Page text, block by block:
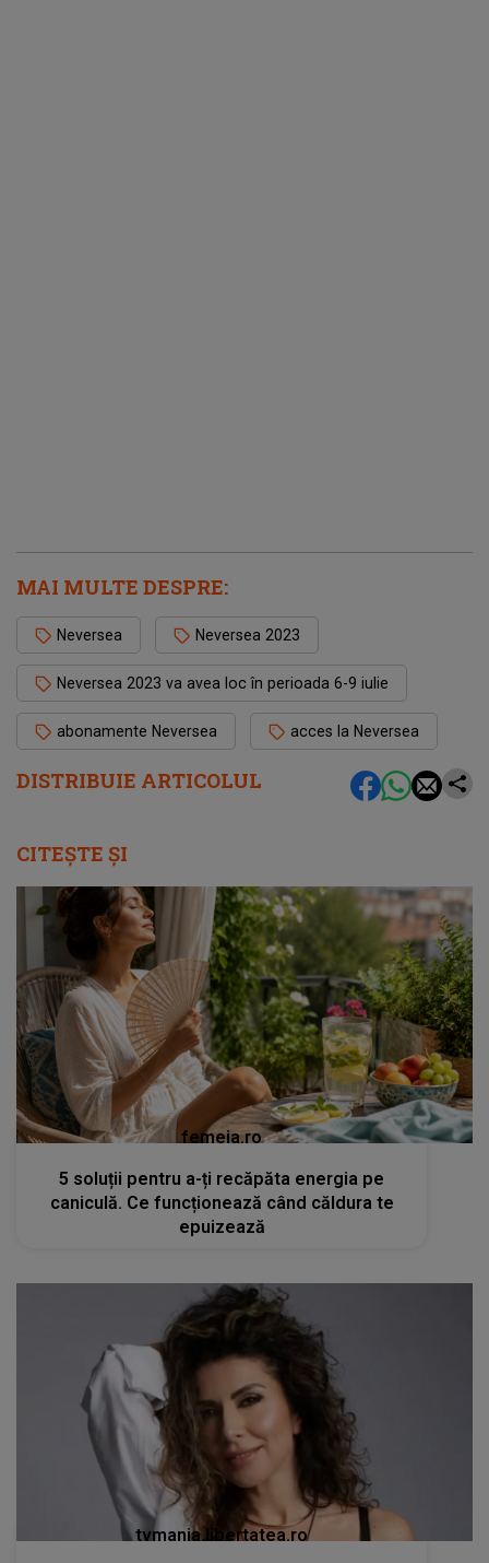
DISTRIBUIE ARTICOLUL
MAI MULTE DESPRE:
Neversea Neversea 2023
Neversea 2023 va avea loc în perioada 6-9 iulie
abonamente Neversea acces la Neversea
CITEȘTE ȘI
femeia.ro
5 soluții pentru a-ți recăpăta energia pe
caniculă. Ce funcționează când căldura te
epuizează
tvmania.libertatea.ro